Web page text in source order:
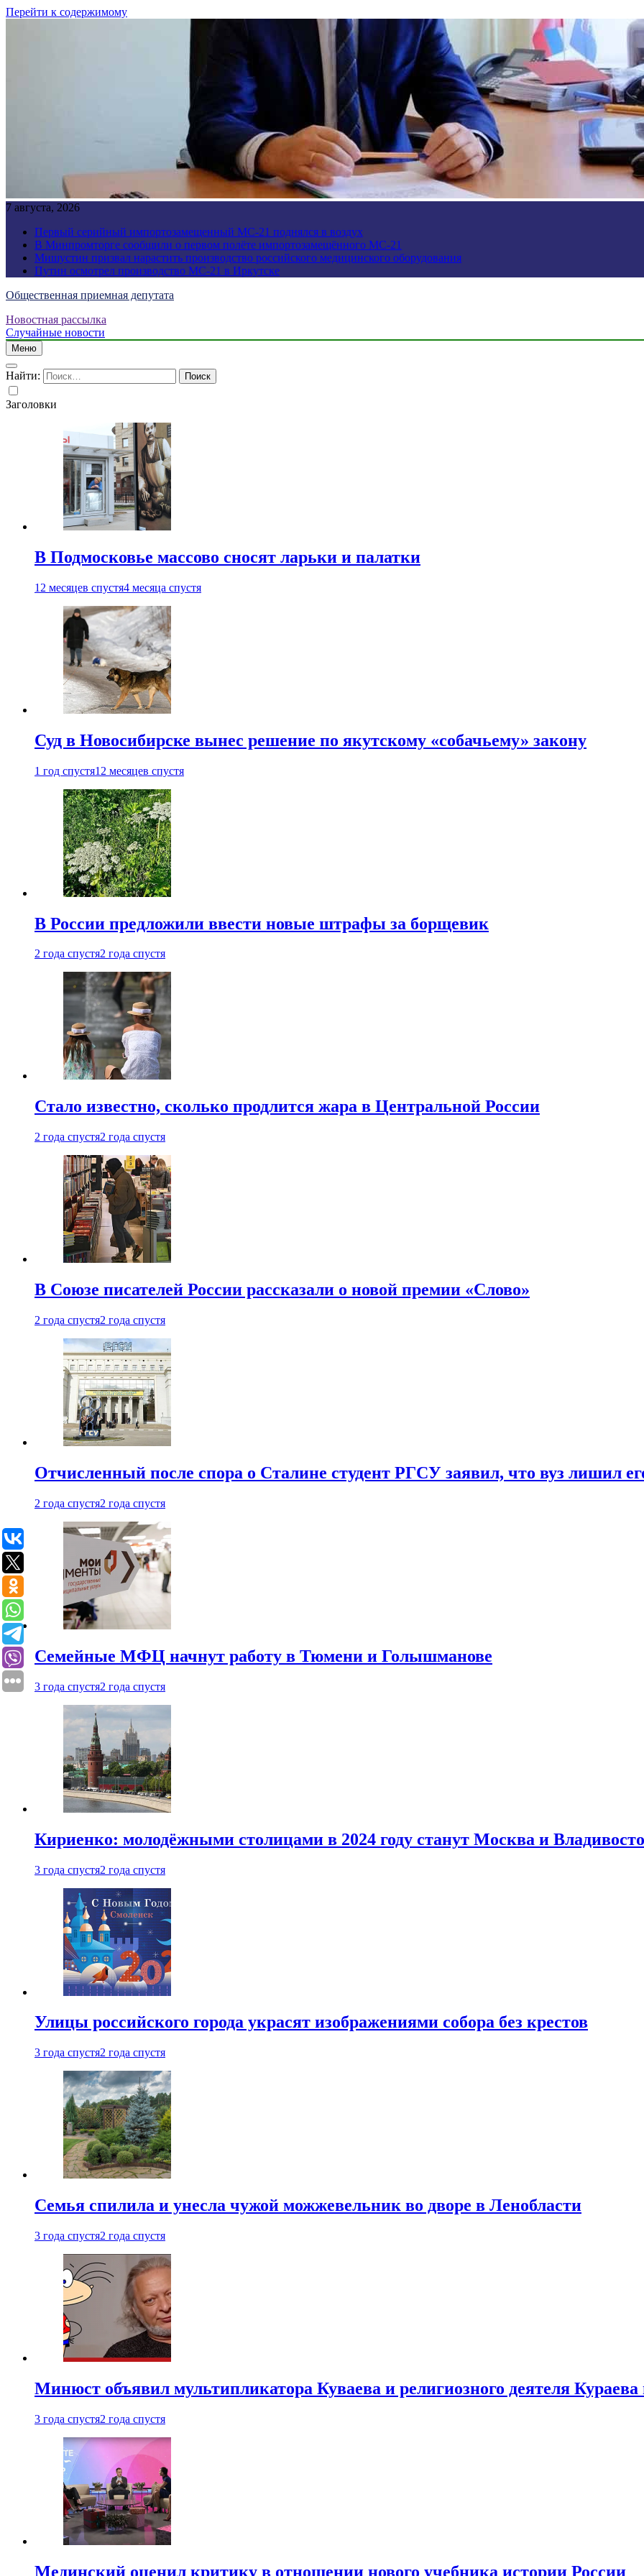
Перейти к содержимому
7 августа, 2026
Первый серийный импортозамещенный МС-21 поднялся в воздух
В Минпромторге сообщили о первом полёте импортозамещённого МС-21
Мишустин призвал нарастить производство российского медицинского оборудования
Путин осмотрел производство МС-21 в Иркутске
Общественная приемная депутата
Новостная рассылка
Случайные новости
Меню
Найти:
Заголовки
В Подмосковье массово сносят ларьки и палатки
12 месяцев спустя4 месяца спустя
Суд в Новосибирске вынес решение по якутскому «собачьему» закону
1 год спустя12 месяцев спустя
В России предложили ввести новые штрафы за борщевик
2 года спустя2 года спустя
Стало известно, сколько продлится жара в Центральной России
2 года спустя2 года спустя
В Союзе писателей России рассказали о новой премии «Слово»
2 года спустя2 года спустя
Отчисленный после спора о Сталине студент РГСУ заявил, что вуз лишил
2 года спустя2 года спустя
Семейные МФЦ начнут работу в Тюмени и Голышманове
3 года спустя2 года спустя
Кириенко: молодёжными столицами в 2024 году станут Москва и
3 года спустя2 года спустя
Улицы российского города украсят изображениями собора без крестов
3 года спустя2 года спустя
Семья спилила и унесла чужой можжевельник во дворе в Ленобласти
3 года спустя2 года спустя
Минюст объявил мультипликатора Куваева и религиозного деятеля
3 года спустя2 года спустя
Мединский оценил критику в отношении нового учебника истории России